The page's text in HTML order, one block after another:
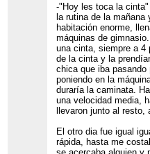
-"Hoy les toca la
la rutina de la
habitación enorme,
máquinas de
una cinta, siempre a 4
de la cinta y la
chica que iba
poniendo en la
duraría la caminata.
una velocidad media,
llevaron junto al resto,
El otro dia fue igual
rápida, hasta me